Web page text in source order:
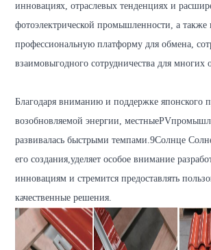
инновациях, отраслевых тенденциях и
фотоэлектрической промышленности, а также
профессиональную платформу для обмена,
взаимовыгодного сотрудничества для многих
Благодаря вниманию и поддержке японского
возобновляемой энергии, местныеPV
развивалась быстрыми темпами.9Солнце
его создания,уделяет особое внимание
инновациям и стремится предоставлять
качественные решения.